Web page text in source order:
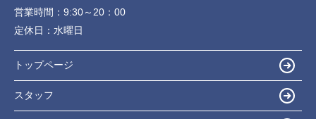
営業時間： 9:30～20：00
定休日： 水曜日
トップページ
スタッフ